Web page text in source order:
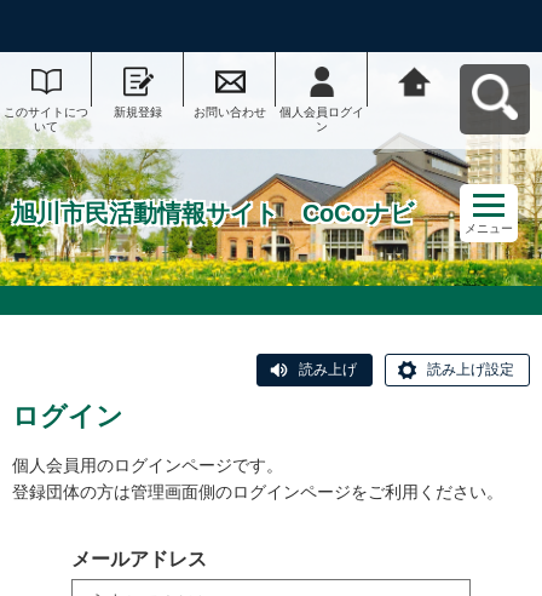
このサイトにつ
いて
新規登録 お問い合わせ
個人会員ログイ
ン
ナビへ戻る
旭川市民活動情報サイト CoCoナビ
メニュー
読み上げ 読み上げ設定
ログイン
個人会員用のログインページです。
登録団体の方は管理画面側のログインページをご利用ください。
メールアドレス